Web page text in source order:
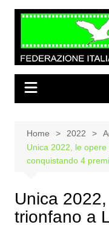
Salta
Home 2022
Unica 2022, le
conquistando 4 premi
Unica
trionfano a